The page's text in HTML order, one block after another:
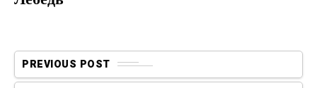
PREVIOUS POST